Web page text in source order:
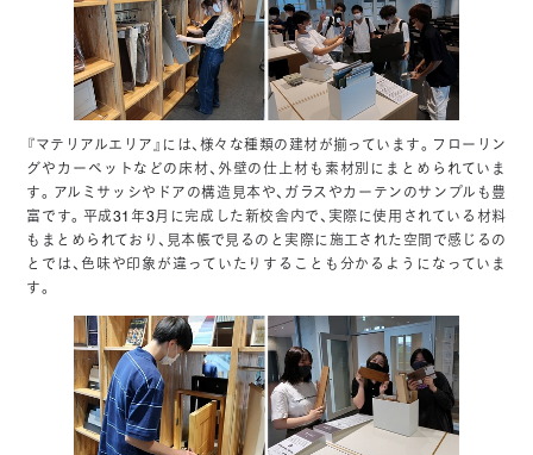
『マテリアルエリア』には、様々な種類の建材が揃っています。フローリン
グやカーペットなどの床材、外壁の仕上材も素材別にまとめられていま
す。アルミサッシやドアの構造見本や、ガラスやカーテンのサンプルも豊
富です。平成31年3月に完成した新校舎内で、実際に使用されている材料
もまとめられており、見本帳で見るのと実際に施工された空間で感じるの
とでは、色味や印象が違っていたりすることも分かるようになっていま
す。